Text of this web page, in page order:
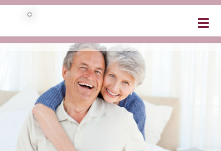
LEBENSLANGES WOHNRECHT?